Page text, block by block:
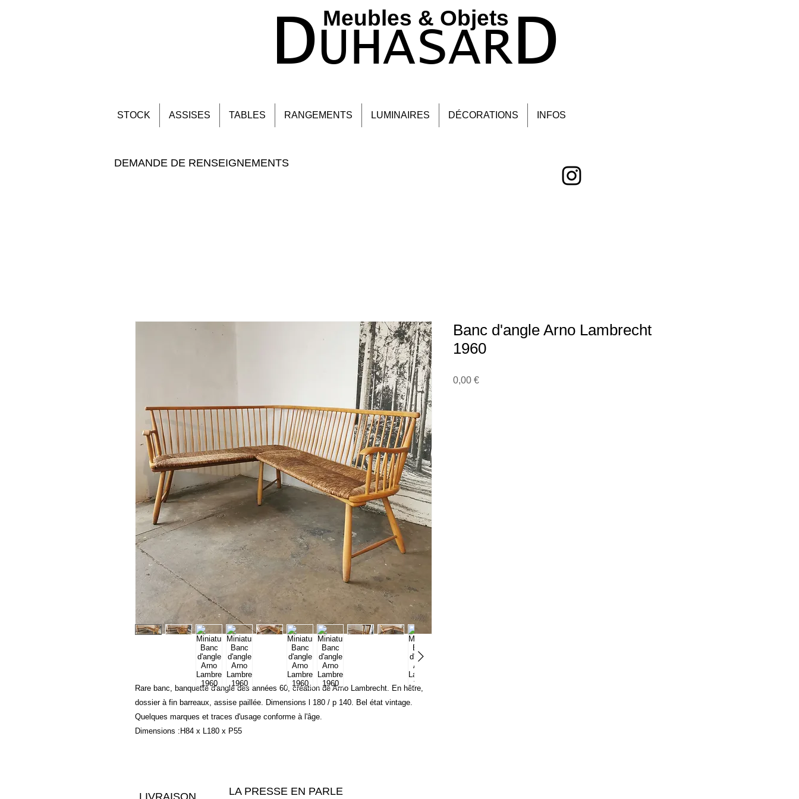
Meubles & Objets ​
DUHASARD
STOCK ASSISES TABLES RANGEMENTS LUMINAIRES DÉCORATIONS INFOS
DEMANDE DE RENSEIGNEMENTS
Rare banc, banquette d'angle des années 60, création de Arno Lambrecht. En hêtre,
dossier à fin barreaux, assise paillée. Dimensions l 180 / p 140. Bel état vintage.
Quelques marques et traces d'usage conforme à l'âge.
Dimensions :H84 x L180 x P55
Banc d'angle Arno Lambrecht
1960
0,00 €Prix
LIVRAISON
LA PRESSE EN PARLE